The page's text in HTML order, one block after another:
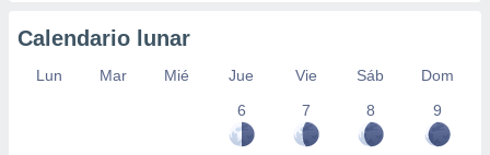
Calendario lunar
Lun Mar Mié Jue Vie Sáb
Dom
6
7 8 9